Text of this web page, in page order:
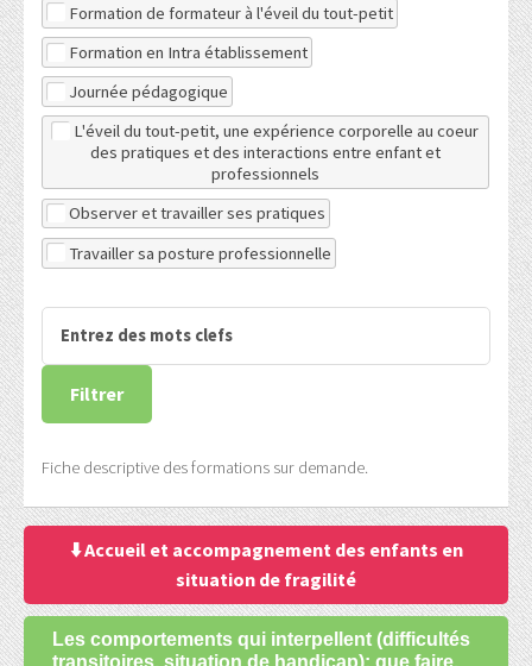
Formation de formateur à l'éveil du tout-petit
Formation en Intra établissement
Journée pédagogique
L'éveil du tout-petit, une expérience corporelle au coeur
des pratiques et des interactions entre enfant et
professionnels
Observer et travailler ses pratiques
Travailler sa posture professionnelle
Fiche descriptive des formations sur demande.
⬇️ Accueil et accompagnement des enfants en
situation de fragilité
Les comportements qui interpellent (difficultés